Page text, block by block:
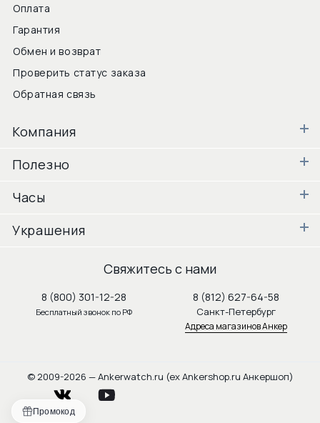
Промокод
Оплата
Гарантия
Обмен и возврат
Проверить статус заказа
Обратная связь
Компания
Полезно
Часы
Украшения
Свяжитесь с нами
8 (800) 301-12-28
Бесплатный звонок по РФ
8 (812) 627-64-58
Санкт-Петербург
Адреса магазинов Анкер
© 2009-2026 — Ankerwatch.ru (ex Ankershop.ru Анкершоп)
vkontakte youtube